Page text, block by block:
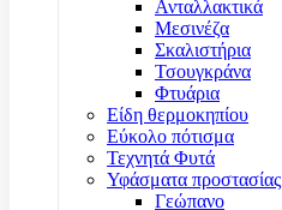
Ανταλλακτικά
Μεσινέζα
Σκαλιστήρια
Τσουγκράνα
Φτυάρια
Είδη θερμοκηπίου
Εύκολο πότισμα
Τεχνητά Φυτά
Υφάσματα προστασίας
Γεώπανο